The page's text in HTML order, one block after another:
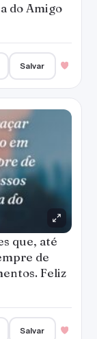
do Amigo
Salvar
que, até
de
Feliz
Salvar